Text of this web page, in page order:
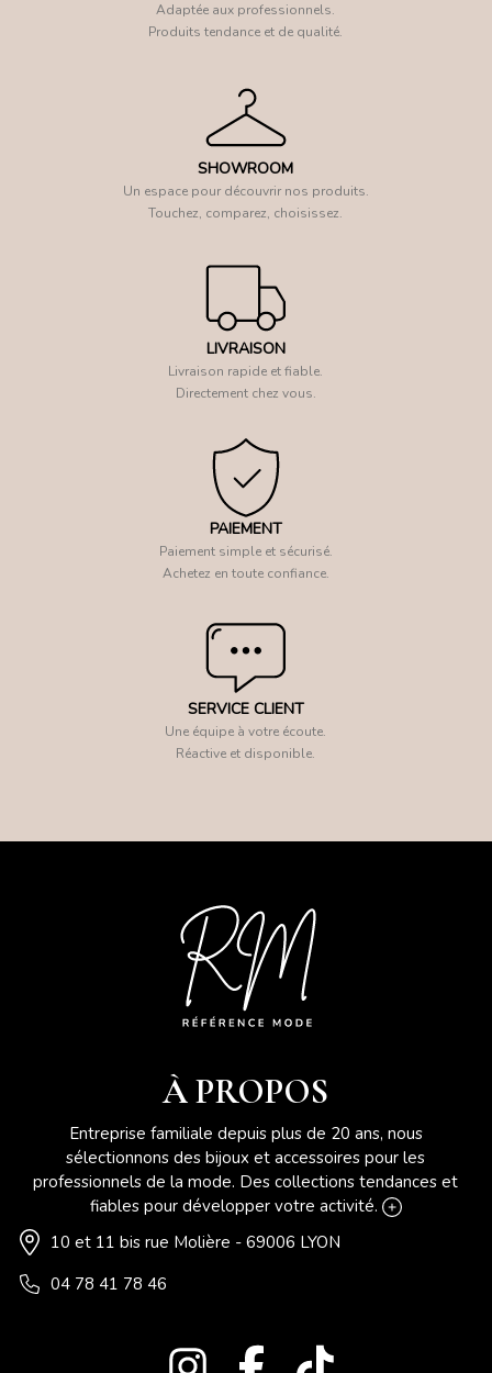
Adaptée aux professionnels.
Produits tendance et de qualité.
SHOWROOM
Un espace pour découvrir nos produits.
Touchez, comparez, choisissez.
LIVRAISON
Livraison rapide et fiable.
Directement chez vous.
PAIEMENT
Paiement simple et sécurisé.
Achetez en toute confiance.
SERVICE CLIENT
Une équipe à votre écoute.
Réactive et disponible.
À PROPOS
Entreprise familiale depuis plus de 20 ans, nous
sélectionnons des bijoux et accessoires pour les
professionnels de la mode. Des collections tendances et
fiables pour développer votre activité.
10 et 11 bis rue Molière - 69006 LYON
04 78 41 78 46